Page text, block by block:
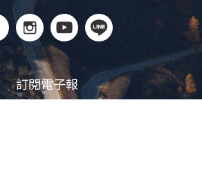
訂閱電子報